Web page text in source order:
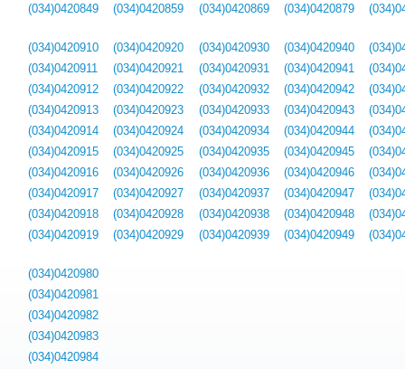
(034)0420849
(034)0420859
(034)0420869
(034)0420879
(034)0420910
(034)0420911
(034)0420912
(034)0420913
(034)0420914
(034)0420915
(034)0420916
(034)0420917
(034)0420918
(034)0420919
(034)0420920
(034)0420921
(034)0420922
(034)0420923
(034)0420924
(034)0420925
(034)0420926
(034)0420927
(034)0420928
(034)0420929
(034)0420930
(034)0420931
(034)0420932
(034)0420933
(034)0420934
(034)0420935
(034)0420936
(034)0420937
(034)0420938
(034)0420939
(034)0420940
(034)0420941
(034)0420942
(034)0420943
(034)0420944
(034)0420945
(034)0420946
(034)0420947
(034)0420948
(034)0420949
(034)0420980
(034)0420981
(034)0420982
(034)0420983
(034)0420984